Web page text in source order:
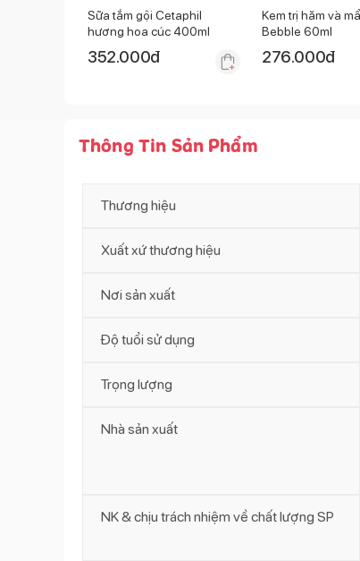
Sữa tắm gội Cetaphil
hương hoa cúc 400ml
352.000đ
Kem trị hăm và
Bebble 60ml
276.000đ
Thông Tin Sản Phẩm
Thương hiệu
Xuất xứ thương hiệu
Nơi sản xuất
Độ tuổi sử dụng
Trọng lượng
Nhà sản xuất
NK & chịu trách nhiệm về chất lượng SP